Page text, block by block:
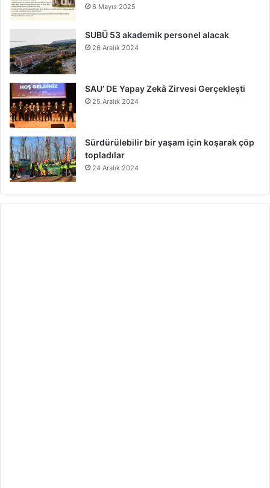
6 Mayıs 2025
SUBÜ 53 akademik personel alacak
26 Aralık 2024
SAU’ DE Yapay Zekâ Zirvesi Gerçekleşti
25 Aralık 2024
Sürdürülebilir bir yaşam için koşarak çöp
topladılar
24 Aralık 2024